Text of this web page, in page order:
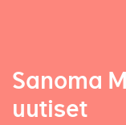
Sanoma
uutiset